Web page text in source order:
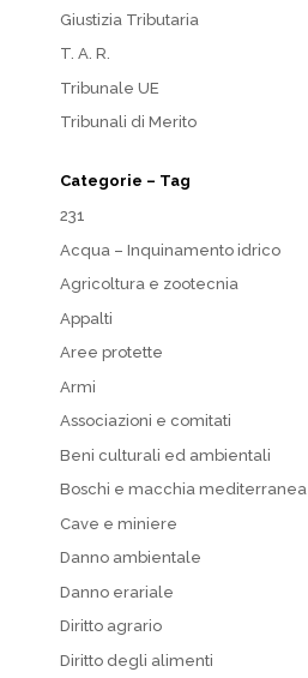
Giustizia Tributaria
T. A. R.
Tribunale UE
Tribunali di Merito
Categorie – Tag
231
Acqua – Inquinamento idrico
Agricoltura e zootecnia
Appalti
Aree protette
Armi
Associazioni e comitati
Beni culturali ed ambientali
Boschi e macchia mediterranea
Cave e miniere
Danno ambientale
Danno erariale
Diritto agrario
Diritto degli alimenti